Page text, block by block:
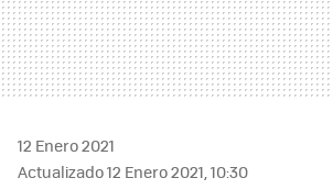
12 Enero 2021
Actualizado 12 Enero 2021, 10:30